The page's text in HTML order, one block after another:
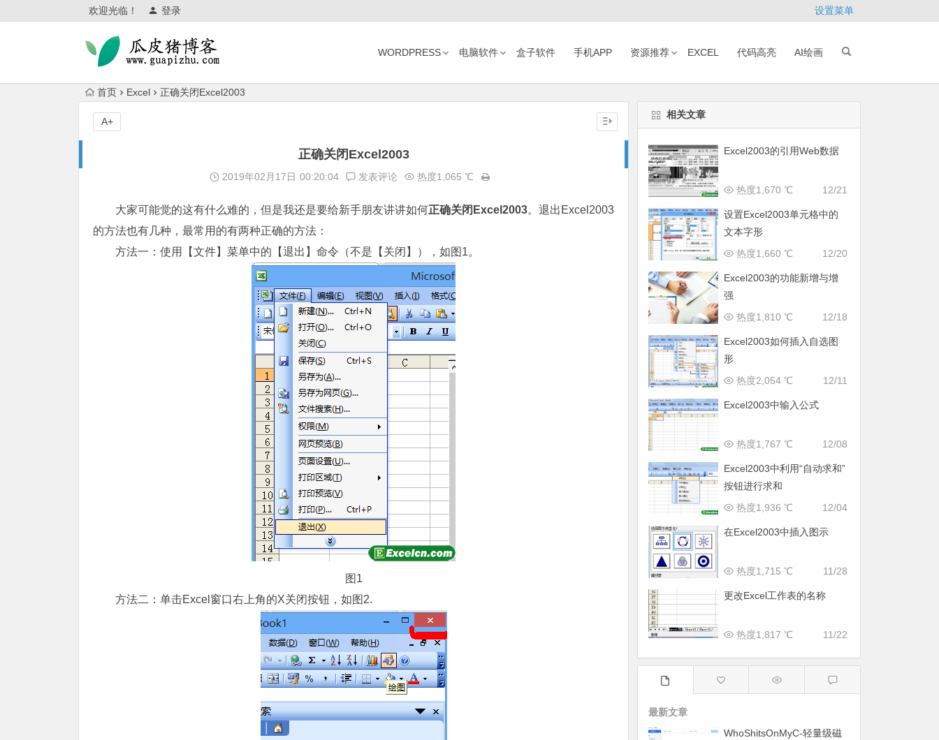
欢迎光临！ 登录 设置菜单
WORDPRESS 电脑软件 盒子软件 手机APP 资源推荐 EXCEL 代码高亮 AI绘画
首页 Excel 正确关闭Excel2003
正确关闭Excel2003
2019年02月17日 00:20:04 发表评论 热度1,065 ℃
大家可能觉的这有什么难的，但是我还是要给新手朋友讲讲如何正确关闭Excel2003。退出Excel2003
的方法也有几种，最常用的有两种正确的方法：
方法一：使用【文件】菜单中的【退出】命令（不是【关闭】），如图1。
图1
方法二：单击Excel窗口右上角的X关闭按钮，如图2.
A+
相关文章
Excel2003的引用Web数据
12/21
热度1,670 ℃
设置Excel2003单元格中的
文本字形
12/20
热度1,660 ℃
Excel2003的功能新增与增
强
12/18
热度1,810 ℃
Excel2003如何插入自选图
形
12/11
热度2,054 ℃
Excel2003中输入公式
12/08
热度1,767 ℃
Excel2003中利用“自动求和”
按钮进行求和
12/04
热度1,936 ℃
在Excel2003中插入图示
11/28
热度1,715 ℃
更改Excel工作表的名称
11/22
热度1,817 ℃
最新文章
WhoShitsOnMyC-轻量级磁